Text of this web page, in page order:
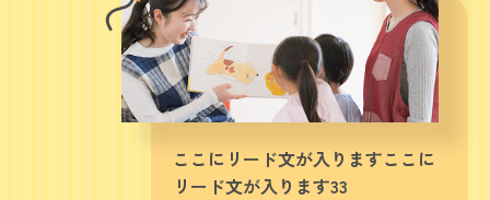
ここにリード文が入りますここに
リード文が入ります33